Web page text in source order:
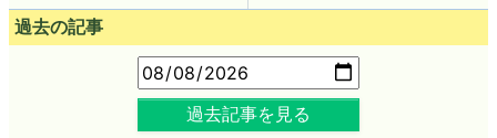
過去の記事
過去記事を見る